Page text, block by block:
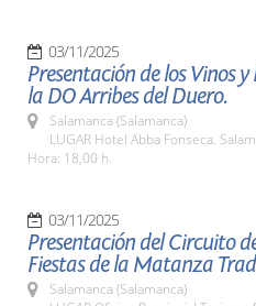
03/11/2025
Presentación de los Vinos y
la DO Arribes del Duero.
Salamanca (Salamanca)
LUGAR Hotel Abba Fonseca.
Hora: 18,00 h.
03/11/2025
Presentación del Circuito
Fiestas de la Matanza
Salamanca (Salamanca)